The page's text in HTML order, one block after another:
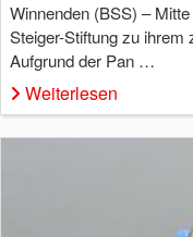
Winnenden (BSS) –
Steiger-Stiftung zu ihrem
Aufgrund der Pan …
Weiterlesen